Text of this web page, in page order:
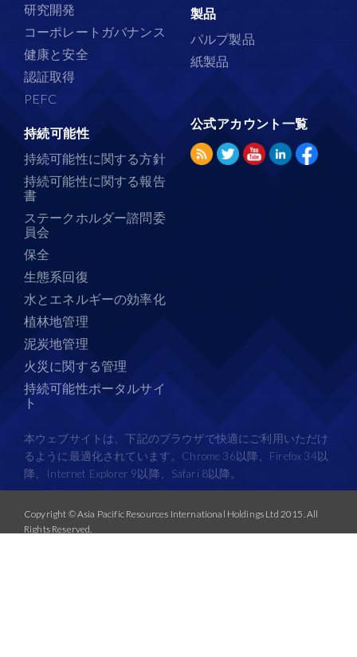
研究開発
コーポレートガバナンス
健康と安全
認証取得
PEFC
持続可能性
持続可能性に関する方針
持続可能性に関する報告
書
ステークホルダー諮問委
員会
保全
生態系回復
水とエネルギーの効率化
植林地管理
泥炭地管理
火災に関する管理
持続可能性ポータルサイ
ト
製品
パルプ製品
紙製品
公式アカウント一覧
本ウェブサイトは、下記のブラウザで快適にご利用いただけ
るように最適化されています。Chrome 36以降、Firefox 34以
降、Internet Explorer 9以降、Safari 8以降。
Copyright © Asia Pacific Resources International Holdings Ltd 2015. All
Rights Reserved.